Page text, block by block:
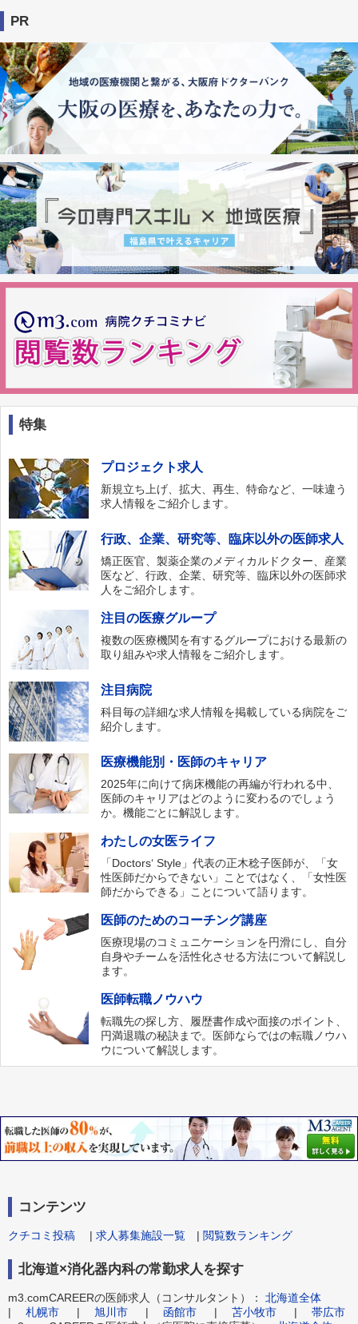
PR
特集
プロジェクト求人
新規立ち上げ、拡大、再生、特命など、一味違う
求人情報をご紹介します。
行政、企業、研究等、臨床以外の医師求人
矯正医官、製薬企業のメディカルドクター、産業
医など、行政、企業、研究等、臨床以外の医師求
人をご紹介します。
注目の医療グループ
複数の医療機関を有するグループにおける最新の
取り組みや求人情報をご紹介します。
注目病院
科目毎の詳細な求人情報を掲載している病院をご
紹介します。
医療機能別・医師のキャリア
2025年に向けて病床機能の再編が行われる中、
医師のキャリアはどのように変わるのでしょう
か。機能ごとに解説します。
わたしの女医ライフ
「Doctors‘ Style」代表の正木稔子医師が、「女
性医師だからできない」ことではなく、「女性医
師だからできる」ことについて語ります。
医師のためのコーチング講座
医療現場のコミュニケーションを円滑にし、自分
自身やチームを活性化させる方法について解説し
ます。
医師転職ノウハウ
転職先の探し方、履歴書作成や面接のポイント、
円満退職の秘訣まで。医師ならではの転職ノウハ
ウについて解説します。
コンテンツ
クチコミ投稿 | 求人募集施設一覧 | 閲覧数ランキング
北海道×消化器内科の常勤求人を探す
m3.comCAREERの医師求人（コンサルタント）： 北海道全体
| 札幌市 | 旭川市 | 函館市 | 苫小牧市 | 帯広市